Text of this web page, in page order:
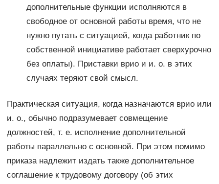
дополнительные функции исполняются в
свободное от основной работы время, что не
нужно путать с ситуацией, когда работник по
собственной инициативе работает сверхурочно
без оплаты). Приставки врио и и. о. в этих
случаях теряют свой смысл.
Практическая ситуация, когда назначаются врио или
и. о., обычно подразумевает совмещение
должностей, т. е. исполнение дополнительной
работы параллельно с основной. При этом помимо
приказа надлежит издать также дополнительное
соглашение к трудовому договору (об этих